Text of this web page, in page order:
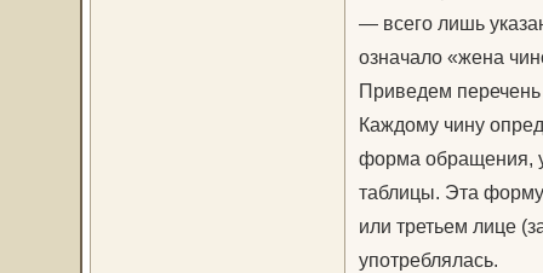
— всего лишь
означало «жена
Приведем перечень
Каждому чину
форма обращения,
таблицы. Эта
или третьем лице
употреблялась.